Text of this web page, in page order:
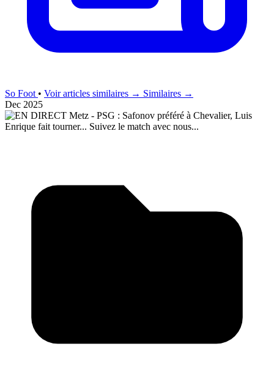
So Foot • Voir articles similaires → Similaires →
Dec 2025